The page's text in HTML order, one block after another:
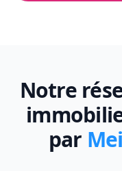
Notre
par